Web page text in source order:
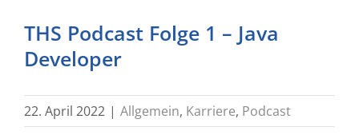
THS Podcast Folge 1 – Java
Developer
22. April 2022 | Allgemein, Karriere, Podcast